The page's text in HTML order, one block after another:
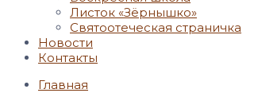
Листок «Зёрнышко»
Святоотеческая страничка
Новости
Контакты
Главная